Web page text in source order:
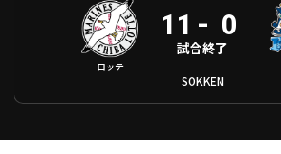
ロッテ
11 - 0
試合終了
SOKKEN